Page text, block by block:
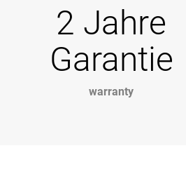
2 Jahre
Garantie
warranty